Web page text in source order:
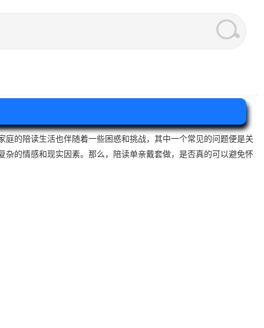
的陪读生活也伴随着一些困惑和挑战，其中一个常见的问题便是关
的情感和现实因素。那么，陪读单亲戴套做，是否真的可以避免怀